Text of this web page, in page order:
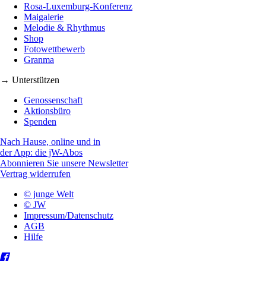
Rosa-Luxemburg-Konferenz
Maigalerie
Melodie & Rhythmus
Shop
Fotowettbewerb
Granma
→ Unterstützen
Genossenschaft
Aktionsbüro
Spenden
Nach Hause, online und in
der App: die jW-Abos
Abonnieren Sie unsere Newsletter
Vertrag widerrufen
© junge Welt
© JW
Impressum/Datenschutz
AGB
Hilfe